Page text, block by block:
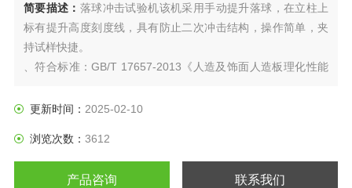
简要描述： 落球冲击试验机该机采用手动提升落球，在立柱上
标有提升高度刻度线，具有防止二次冲击结构，操作简单，夹
持试样快捷。
、符合标准：GB/T 17657-2013《人造及饰面人造板理化性能
更新时间： 2025-02-10
浏览次数： 3612
产品咨询 联系我们